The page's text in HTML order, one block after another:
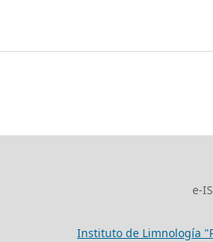
e-
Instituto de Limnología